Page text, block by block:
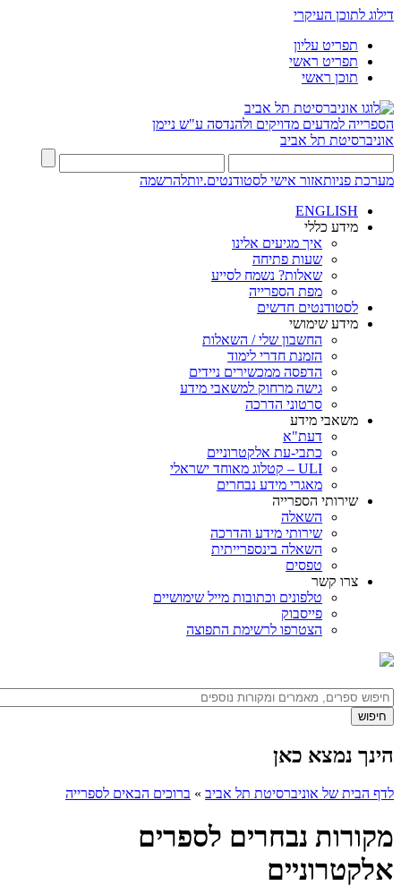
דילוג לתוכן העיקרי
תפריט עליון
תפריט ראשי
תוכן ראשי
הספרייה למדעים מדויקים ולהנדסה ע"ש ניימן
אוניברסיטת תל אביב
מערכת פניותאזור אישי לסטודנטים.יותלהרשמה
ENGLISH
מידע כללי
איך מגיעים אלינו
שעות פתיחה
שאלות? נשמח לסייע
מפת הספרייה
לסטודנטים חדשים
מידע שימושי
החשבון שלי / השאלות
הזמנת חדרי לימוד
הדפסה ממכשירים ניידים
גישה מרחוק למשאבי מידע
סרטוני הדרכה
משאבי מידע
דעת"א
כתבי-עת אלקטרוניים
ULI – קטלוג מאוחד ישראלי
מאגרי מידע נבחרים
שירותי הספרייה
השאלה
שירותי מידע והדרכה
השאלה בינספרייתית
טפסים
צרו קשר
טלפונים וכתובות מייל שימושיים
פייסבוק
הצטרפו לרשימת התפוצה
הינך נמצא כאן
לדף הבית של אוניברסיטת תל אביב » ברוכים הבאים לספרייה
מקורות נבחרים לספרים
אלקטרוניים